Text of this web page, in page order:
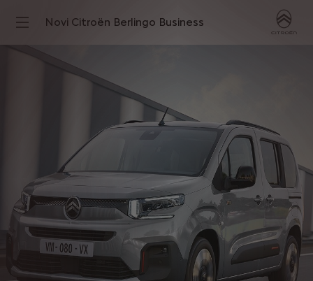
Novi Citroën Berlingo Business